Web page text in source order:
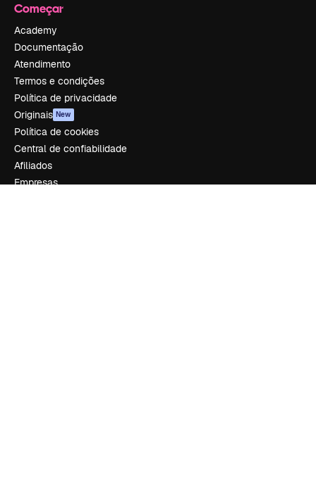
Começar
Academy
Documentação
Atendimento
Termos e condições
Política de privacidade
Originais New
Política de cookies
Central de confiabilidade
Afiliados
Empresas